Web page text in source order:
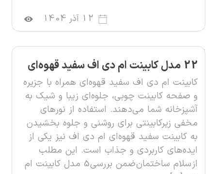
12 آذر 1404
22 مدل کابینت ام دی اف سفید قهوه‌ای
کابینت ام دی اف سفید قهوه‌ای همراه با جزیره
و صفحه کابینت چوبی، جلوه‌ای زیبا و شیک به
آشپزخانه شما می‌دهند. استفاده از نورهای
مخفی زیرکابینتی برای روشنی و جلوه بخشیدن
به کابینت‌ سفید قهوه‌ای ام دی اف نیز یکی از
ایده‌های کاربردی و جذاب است. این مطلب
از سلام ساختمان ضمن بررسی 5 مدل کابینت ام